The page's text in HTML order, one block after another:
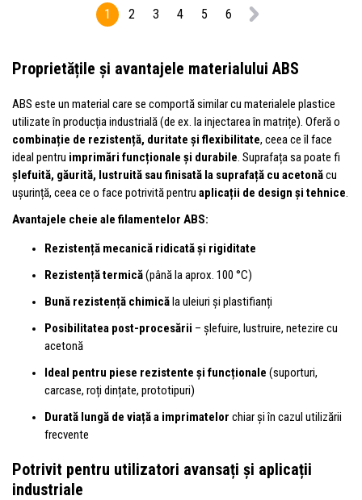
1 2 3 4 5 6
Proprietățile și avantajele materialului ABS
ABS este un material care se comportă similar cu materialele plastice
utilizate în producția industrială (de ex. la injectarea în matrițe). Oferă o
combinație de rezistență, duritate și flexibilitate, ceea ce îl face
ideal pentru imprimări funcționale și durabile. Suprafața sa poate fi
șlefuită, găurită, lustruită sau finisată la suprafață cu acetonăcu
ușurință, ceea ce o face potrivită pentru aplicații de design și tehnice.
Avantajele cheie ale filamentelor ABS:
Rezistență mecanică ridicată și rigiditate
Rezistență termică(până la aprox. 100 °C)
Bună rezistență chimicăla uleiuri și plastifianți
Posibilitatea post-procesării – șlefuire, lustruire, netezire cu
acetonă
Ideal pentru piese rezistente și funcționale (suporturi,
carcase, roți dințate, prototipuri)
Durată lungă de viață a imprimatelor chiar și în cazul utilizării
frecvente
Potrivit pentru utilizatori avansați și aplicații
industriale